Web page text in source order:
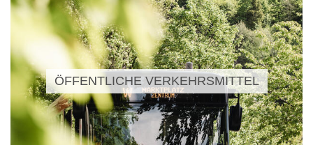
ÖFFENTLICHE VERKEHRSMITTEL